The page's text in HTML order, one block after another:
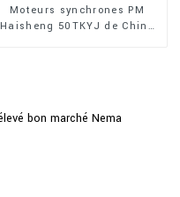
Moteurs synchrones PM
Haisheng 50TKYJ de Chine